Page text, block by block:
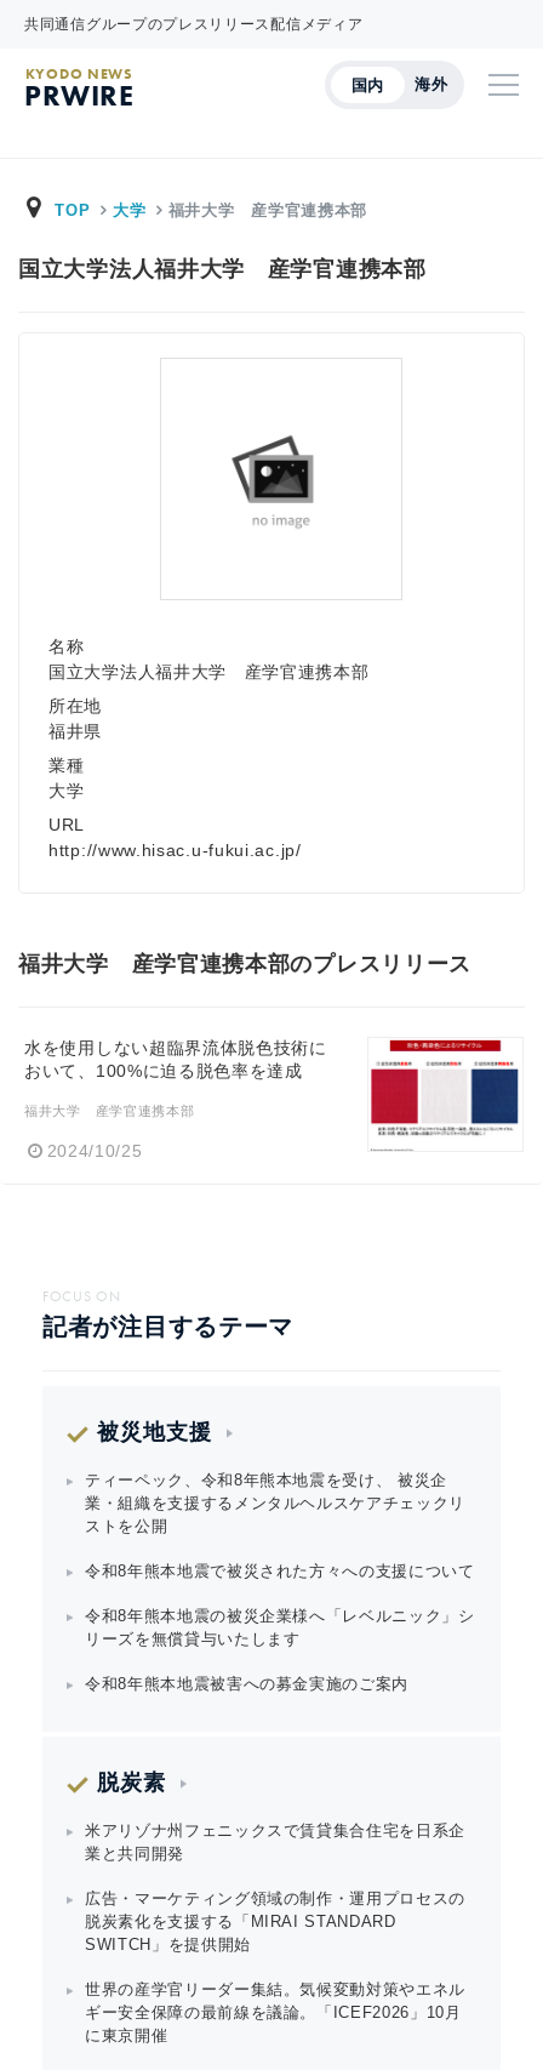
共同通信グループのプレスリリース配信メディア
国内 海外
KYODO NEWS
PRWIRE
TOP 大学 福井大学 産学官連携本部
国立大学法人福井大学 産学官連携本部
名称
国立大学法人福井大学 産学官連携本部
所在地
福井県
業種
大学
URL
http://www.hisac.u-fukui.ac.jp/
福井大学 産学官連携本部のプレスリリース
水を使用しない超臨界流体脱色技術に
おいて、100%に迫る脱色率を達成
福井大学 産学官連携本部
2024/10/25
FOCUS ON
記者が注目するテーマ
被災地支援
ティーペック、令和8年熊本地震を受け、 被災企
業・組織を支援するメンタルヘルスケアチェックリ
ストを公開
令和8年熊本地震で被災された方々への支援について
令和8年熊本地震の被災企業様へ「レベルニック」シ
リーズを無償貸与いたします
令和8年熊本地震被害への募金実施のご案内
脱炭素
米アリゾナ州フェニックスで賃貸集合住宅を日系企
業と共同開発
広告・マーケティング領域の制作・運用プロセスの
脱炭素化を支援する「MIRAI STANDARD
SWITCH」を提供開始
世界の産学官リーダー集結。気候変動対策やエネル
ギー安全保障の最前線を議論。「ICEF2026」10月
に東京開催